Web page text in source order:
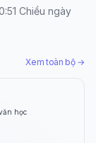
Chiều ngày
Xem toàn bộ →
học